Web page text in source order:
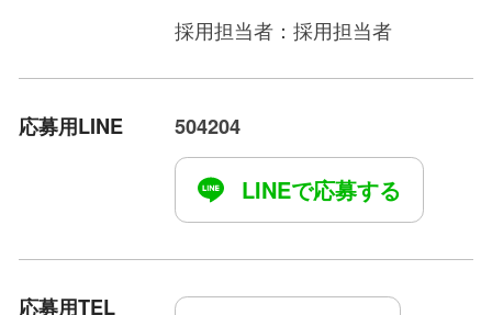
採用担当者：採用担当者
応募用LINE 504204
LINEで応募する
応募用TEL